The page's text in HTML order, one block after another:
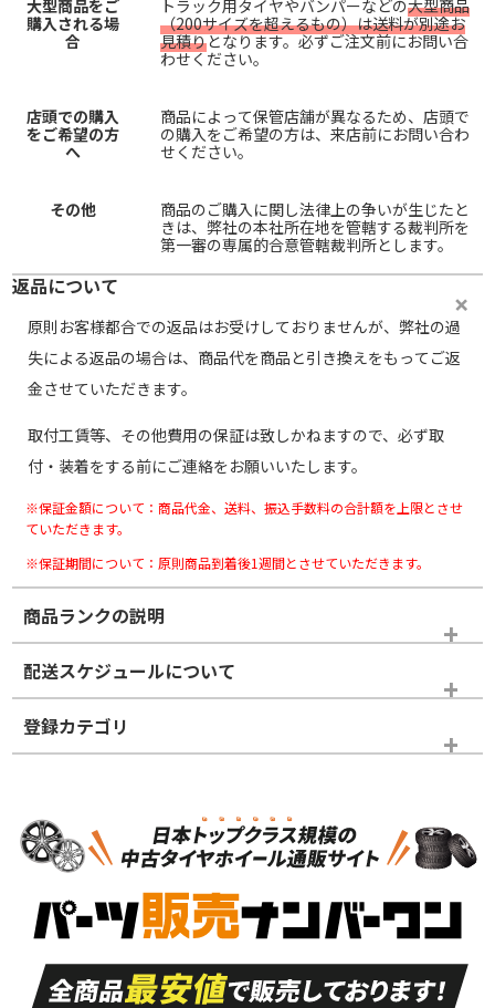
大型商品をご
購入される場
合
トラック用タイヤやバンパーなどの大型商品
（200サイズを超えるもの）は送料が別途お
見積りとなります。必ずご注文前にお問い合
わせください。
店頭での購入
をご希望の方
へ
商品によって保管店舗が異なるため、店頭で
の購入をご希望の方は、来店前にお問い合わ
せください。
その他
商品のご購入に関し法律上の争いが生じたと
きは、弊社の本社所在地を管轄する裁判所を
第一審の専属的合意管轄裁判所とします。
返品について
原則お客様都合での返品はお受けしておりませんが、弊社の過
失による返品の場合は、商品代を商品と引き換えをもってご返
金させていただきます。
取付工賃等、その他費用の保証は致しかねますので、必ず取
付・装着をする前にご連絡をお願いいたします。
※保証金額について：商品代金、送料、振込手数料の合計額を上限とさせ
ていただきます。
※保証期間について：原則商品到着後1週間とさせていただきます。
商品ランクの説明
※商品ランクは出品者の主観により判断しておりますので、あら
かじめご了承ください。
ホイールランク
S
品）
S
新車外し品（新古
付き
A
走行距離も少なく、
目立つ傷もほとんど
ない中古品
A
走行距離も少なく、
非常に状態の良い中
古品
配送スケジュールについて
登録カテゴリ
タイヤのみ